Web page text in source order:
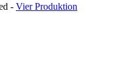
- Vier Produktion